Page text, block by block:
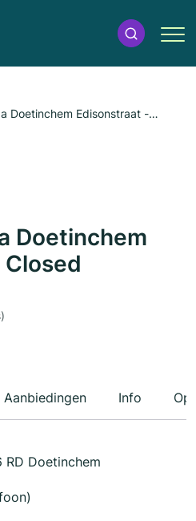
Doetinchem Edisonstraat -
Doetinchem
Aanbiedingen Info
Doetinchem